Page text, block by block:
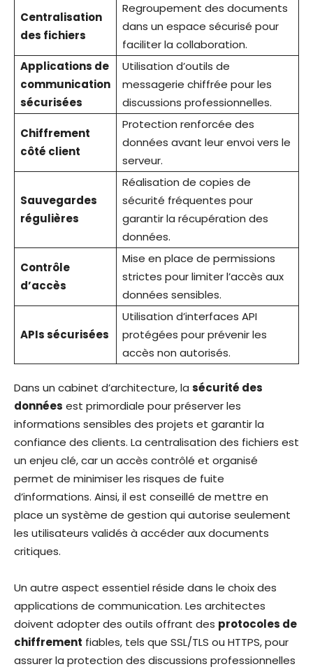
Centralisation
des fichiers
Regroupement des documents
dans un espace sécurisé pour
faciliter la collaboration.
Applications de
communication
sécurisées
Utilisation d’outils de
messagerie chiffrée pour les
discussions professionnelles.
Chiffrement
côté client
Protection renforcée des
données avant leur envoi vers le
serveur.
Sauvegardes
régulières
Réalisation de copies de
sécurité fréquentes pour
garantir la récupération des
données.
Contrôle
d’accès
Mise en place de permissions
strictes pour limiter l’accès aux
données sensibles.
APIs sécurisées
Utilisation d’interfaces API
protégées pour prévenir les
accès non autorisés.
Dans un cabinet d’architecture, la sécu­rité des
données est primordiale pour préserver les
informations sensibles des projets et garantir la
confiance des clients. La centralisation des fichiers est
un enjeu clé, car un accès contrôlé et organisé
permet de minimiser les risques de fuite
d’informations. Ainsi, il est conseillé de mettre en
place un système de gestion qui autorise seulement
les utilisateurs validés à accéder aux documents
critiques.
Un autre aspect essentiel réside dans le choix des
applications de communication. Les architectes
doivent adopter des outils offrant des protocoles de
chiffrement fiables, tels que SSL/TLS ou HTTPS, pour
assurer la protection des discussions professionnelles